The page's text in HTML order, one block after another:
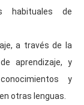
habituales de
a través de la
aprendizaje, y
y
otras lenguas.